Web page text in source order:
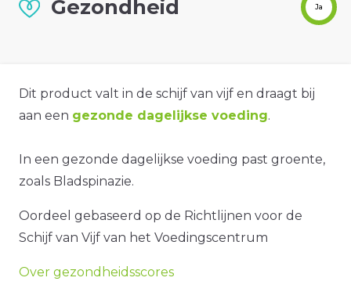
Gezondheid Ja
Dit product valt in de schijf van vijf en draagt bij
aan een gezonde dagelijkse voeding.
In een gezonde dagelijkse voeding past groente,
zoals Bladspinazie.
Oordeel gebaseerd op de Richtlijnen voor de
Schijf van Vijf van het Voedingscentrum
Over gezondheidsscores